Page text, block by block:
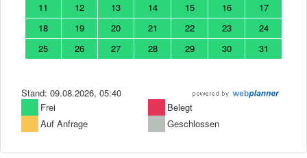
11
12 13 14 15 16
17
18
19 20 21 22 23
24
25
26 27 28 29 30 31
Stand: 09.08.2026, 05:40
Frei
Belegt
Auf Anfrage
Geschlossen